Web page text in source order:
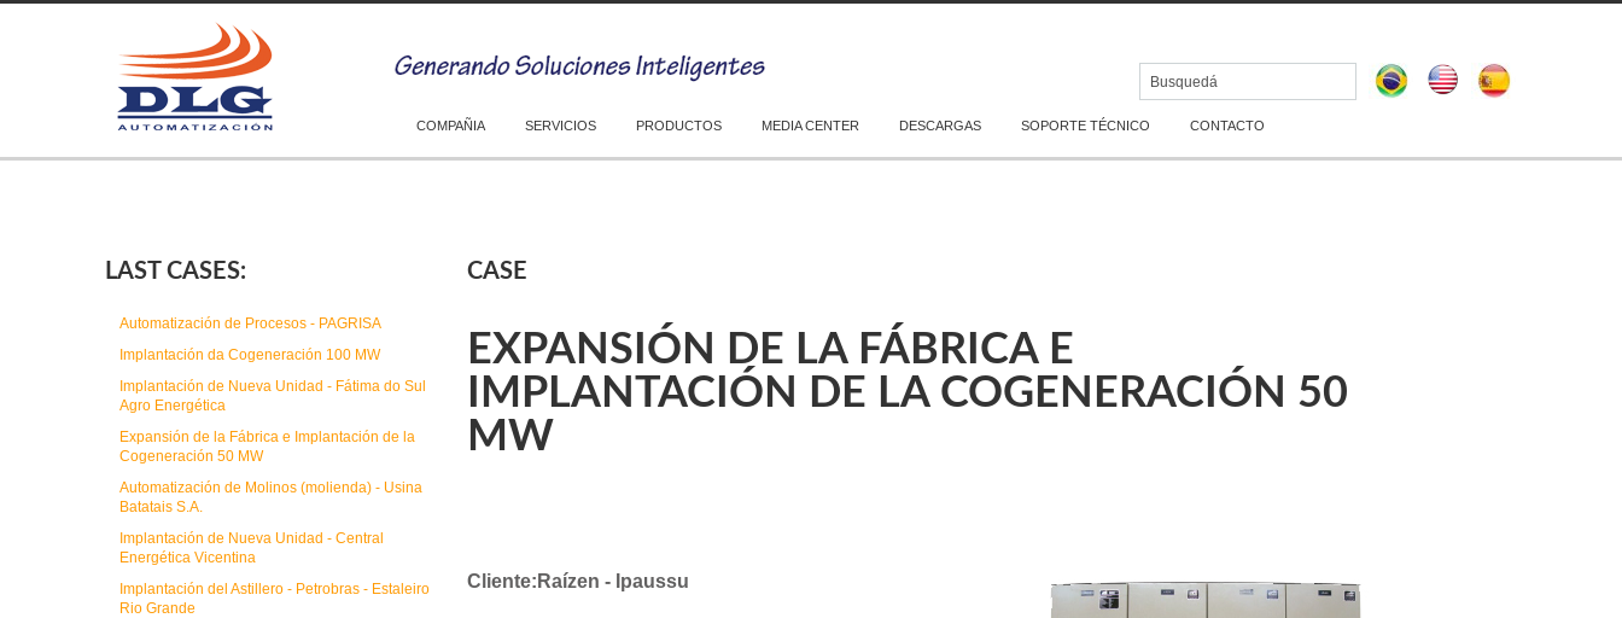
COMPAÑIA SERVICIOS PRODUCTOS MEDIA CENTER DESCARGAS SOPORTE TÉCNICO CONTACTO
LAST CASES:
Automatización de Procesos - PAGRISA
Implantación da Cogeneración 100 MW
Implantación de Nueva Unidad - Fátima do Sul
Agro Energética
Expansión de la Fábrica e Implantación de la
Cogeneración 50 MW
Automatización de Molinos (molienda) - Usina
Batatais S.A.
Implantación de Nueva Unidad - Central
Energética Vicentina
Implantación del Astillero - Petrobras - Estaleiro
Rio Grande
CASE
EXPANSIÓN DE LA FÁBRICA E
IMPLANTACIÓN DE LA COGENERACIÓN 50
MW
Cliente:Raízen - Ipaussu